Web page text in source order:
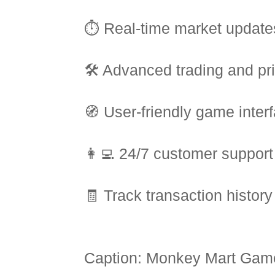
⏱️ Real-time market
🛠️ Advanced trading and
🧭 User-friendly game
👩‍💻 24/7 customer support
🧾 Track transaction
Caption: Monkey Mart